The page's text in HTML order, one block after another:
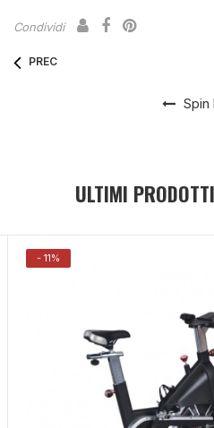
Condividi
PREC
Spin
ULTIMI
- 11%